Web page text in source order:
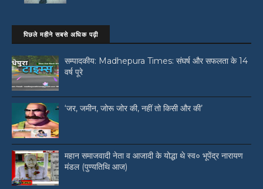
पिछले महीने सबसे अधिक पढ़ी
सम्पादकीय: Madhepura Times: संघर्ष और सफलता के 14
वर्ष पूरे
‘जर, जमीन, जोरू जोर की, नहीं तो किसी और की’
महान समाजवादी नेता व आजादी के योद्धा थे स्व० भूपेंद्र नारायण
मंडल (पुण्यतिथि आज)